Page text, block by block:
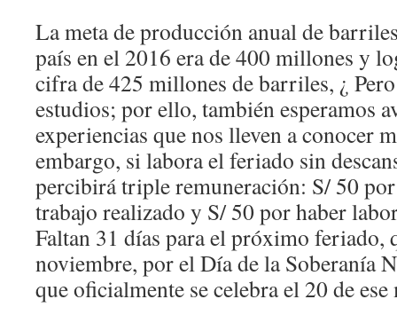
La meta de producción anual de
país en el 2016 era de 400 millones y
cifra de 425 millones de barriles, ¿
estudios; por ello, también esperamos
experiencias que nos lleven a conocer
embargo, si labora el feriado sin
percibirá triple remuneración: S/ 50
trabajo realizado y S/ 50 por haber
Faltan 31 días para el próximo feriado,
noviembre, por el Día de la Soberanía
que oficialmente se celebra el 20 de ese